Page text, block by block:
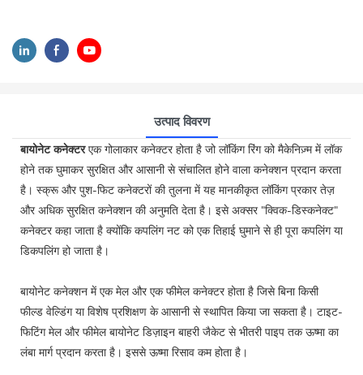
उत्पाद विवरण
बायोनेट कनेक्टरएक गोलाकार कनेक्टर होता है जो लॉकिंग रिंग को मैकेनिज़्म में लॉक
होने तक घुमाकर सुरक्षित और आसानी से संचालित होने वाला कनेक्शन प्रदान करता
है। स्क्रू और पुश-फिट कनेक्टरों की तुलना में यह मानकीकृत लॉकिंग प्रकार तेज़
और अधिक सुरक्षित कनेक्शन की अनुमति देता है। इसे अक्सर "क्विक-डिस्कनेक्ट"
कनेक्टर कहा जाता है क्योंकि कपलिंग नट को एक तिहाई घुमाने से ही पूरा कपलिंग या
डिकपलिंग हो जाता है।
बायोनेट कनेक्शन में एक मेल और एक फीमेल कनेक्टर होता है जिसे बिना किसी
फील्ड वेल्डिंग या विशेष प्रशिक्षण के आसानी से स्थापित किया जा सकता है। टाइट-
फिटिंग मेल और फीमेल बायोनेट डिज़ाइन बाहरी जैकेट से भीतरी पाइप तक ऊष्मा का
लंबा मार्ग प्रदान करता है। इससे ऊष्मा रिसाव कम होता है।